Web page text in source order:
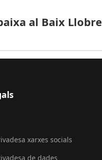
al Baix
xarxes socials
de dades